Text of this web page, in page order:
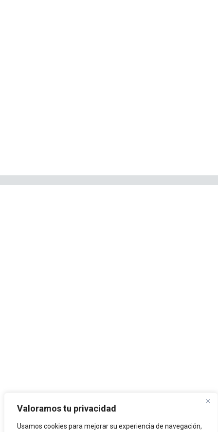
Valoramos tu privacidad
Usamos cookies para mejorar su experiencia de navegación,